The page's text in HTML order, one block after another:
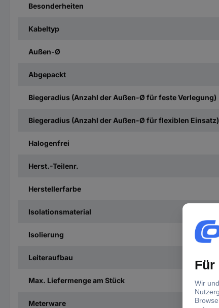
Besonderheiten
Kabeltyp
Außen-Ø
Abgepackt
Biegeradius (Anzahl der Außen-Ø für feste Verlegung)
Biegeradius (Anzahl der Außen-Ø für flexiblen Einsatz)
Halogenfrei
Herst.-Teilenr.
Herstellerfarbe
Isolationsmaterial
Isolierung
Leiteraufbau
Max. Liefermenge am Stück
Meterware